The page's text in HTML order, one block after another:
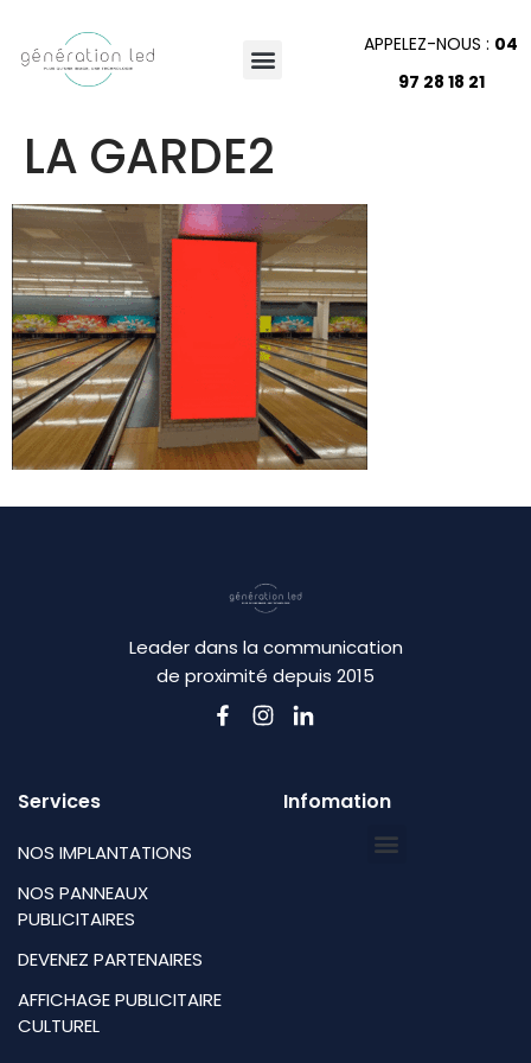
APPELEZ-NOUS : 04
97 28 18 21
LA GARDE2
Leader dans la communication
de proximité depuis 2015
Services
NOS IMPLANTATIONS
NOS PANNEAUX
PUBLICITAIRES
DEVENEZ PARTENAIRES
AFFICHAGE PUBLICITAIRE
CULTUREL
Infomation